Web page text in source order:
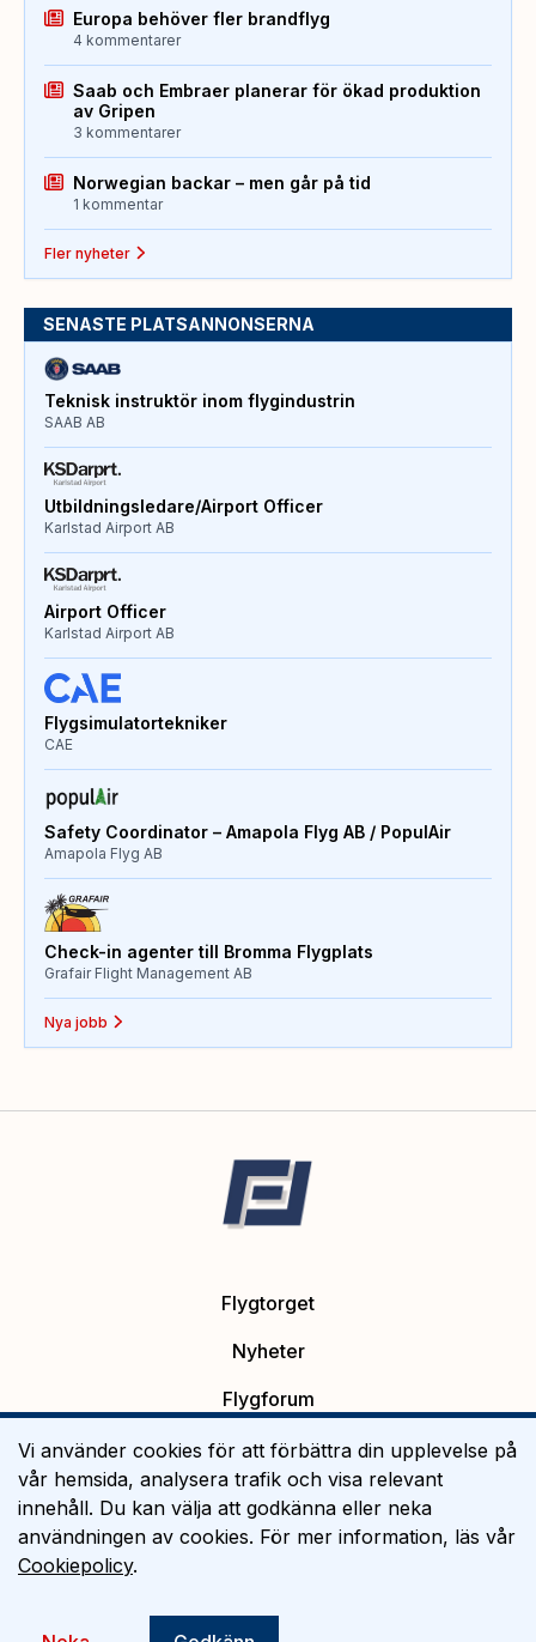
Europa behöver fler brandflyg
4 kommentarer
Saab och Embraer planerar för ökad produktion
av Gripen
3 kommentarer
Norwegian backar – men går på tid
1 kommentar
Fler nyheter
SENASTE PLATSANNONSERNA
Teknisk instruktör inom flygindustrin
SAAB AB
Utbildningsledare/Airport Officer
Karlstad Airport AB
Airport Officer
Karlstad Airport AB
Flygsimulatortekniker
CAE
Safety Coordinator – Amapola Flyg AB / PopulAir
Amapola Flyg AB
Check-in agenter till Bromma Flygplats
Grafair Flight Management AB
Nya jobb
Flygtorget
Nyheter
Flygforum
Platsannonser
Flygutbildning
Om Flygtorget
Vi använder cookies för att förbättra din upplevelse på
vår hemsida, analysera trafik och visa relevant
innehåll. Du kan välja att godkänna eller neka
användningen av cookies. För mer information, läs vår
Cookiepolicy.